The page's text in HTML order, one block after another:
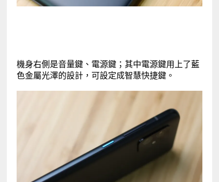
機身右側是音量鍵、電源鍵；其中電源鍵用上了藍
色金屬光澤的設計，可設定成智慧快捷鍵。